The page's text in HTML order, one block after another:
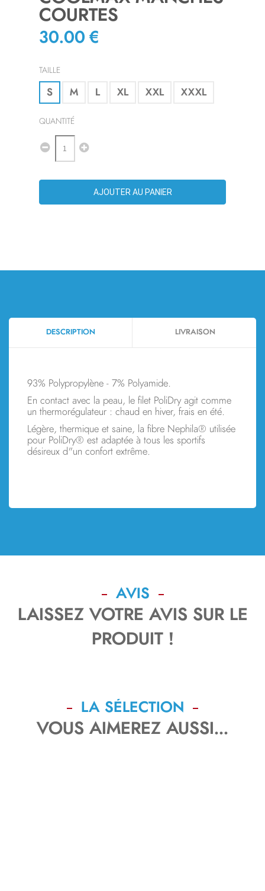
COURTES
30.00 €
TAILLE
S M L XL XXL XXXL
QUANTITÉ
AJOUTER AU PANIER
DESCRIPTION LIVRAISON
93% Polypropylène - 7% Polyamide.
En contact avec la peau, le filet PoliDry agit comme
un thermorégulateur : chaud en hiver, frais en été.
Légère, thermique et saine, la fibre Nephila® utilisée
pour PoliDry® est adaptée à tous les sportifs
désireux d"un confort extrême.
AVIS
LAISSEZ VOTRE AVIS SUR LE
PRODUIT !
LA SÉLECTION
VOUS AIMEREZ AUSSI...